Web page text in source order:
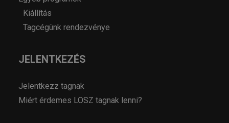
Kiállítás
Tagcégünk rendezvénye
JELENTKEZÉS
Jelentkezz tagnak
Miért érdemes LOSZ tagnak lenni?